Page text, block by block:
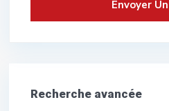
Recherche avancée